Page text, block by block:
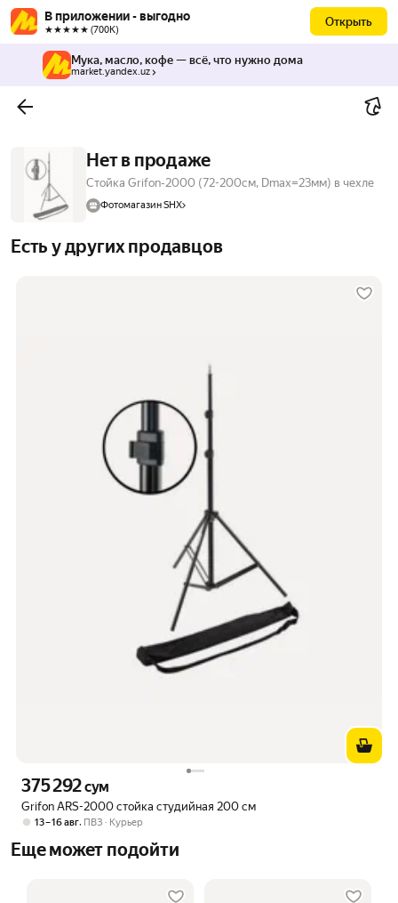
В приложении - выгодно
★★★★★ (700К)
Открыть
Мука, масло, кофе — всё, что нужно дома
market.yandex.uz
Нет в продаже
Стойка Grifon-2000 (72-200см, Dmax=23мм) в чехле
Фотомагазин SHX
Есть у других продавцов
Grifon ARS-2000 стойка студийная 200 см
Цена 375292 сум вместо
375 292сум
13 – 16 авг, ПВЗ Курьер
Еще может подойти